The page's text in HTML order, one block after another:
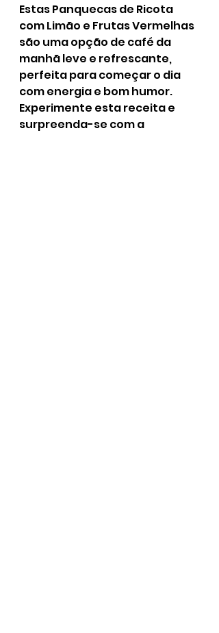
Estas Panquecas de Ricota
com Limão e Frutas Vermelhas
são uma opção de café da
manhã leve e refrescante,
perfeita para começar o dia
com energia e bom humor.
Experimente esta receita e
surpreenda-se com a